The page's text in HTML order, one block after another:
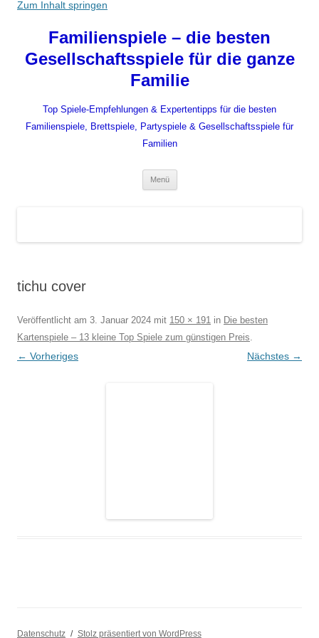
Zum Inhalt springen
Familienspiele – die besten
Gesellschaftsspiele für die ganze
Familie
Top Spiele-Empfehlungen & Expertentipps für die besten
Familienspiele, Brettspiele, Partyspiele & Gesellschaftsspiele für
Familien
Menü
tichu cover
Veröffentlicht am 3. Januar 2024 mit 150 × 191 in Die besten
Kartenspiele – 13 kleine Top Spiele zum günstigen Preis.
← Vorheriges Nächstes →
Datenschutz Stolz präsentiert von WordPress